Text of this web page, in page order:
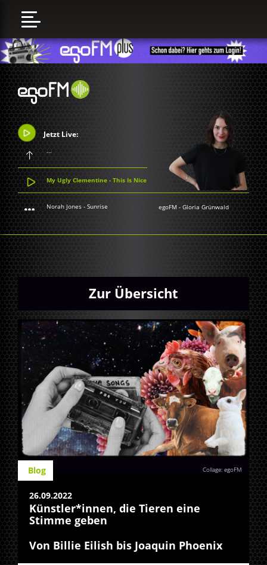
Jetzt Live:
...
My Ugly Clementine - This Is Nice
Norah Jones - Sunrise egoFM -Gloria Grünwald
Zur Übersicht
Collage: egoFM
Blog
26.09.2022
Künstler*innen, die Tieren eine
Stimme geben
Von Billie Eilish bis Joaquin Phoenix